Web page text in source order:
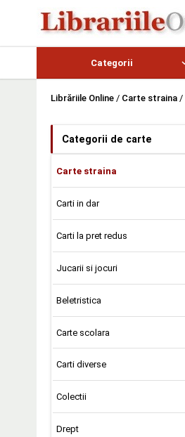
Categorii
Librăriile Online / Carte straina /
Categorii de carte
Carte straina
Carti in dar
Carti la pret redus
Jucarii si jocuri
Beletristica
Carte scolara
Carti diverse
Colectii
Drept